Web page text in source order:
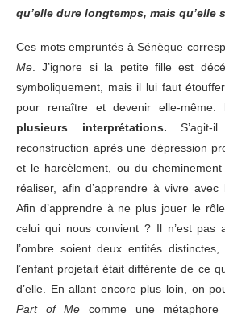
qu’elle dure longtemps, mais qu’elle
Ces mots empruntés à Sénèque
Me . J’ignore si la petite fille est
symboliquement, mais il lui faut
pour renaître et devenir elle-même.
plusieurs interprétations. S’agit-
reconstruction après une dépression
et le harcèlement, ou du
réaliser, afin d’apprendre à vivre
Afin d’apprendre à ne plus jouer le
celui qui nous convient ? Il n’est pas
l’ombre soient deux entités
l’enfant projetait était différente de ce
d’elle. En allant encore plus loin, on
Part of Me comme une